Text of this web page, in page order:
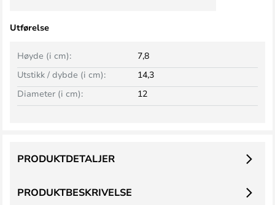
Utførelse
Høyde (i cm):
7,8
Utstikk / dybde (i cm):
14,3
Diameter (i cm):
12
PRODUKTBESKRIVELSE
PRODUKTDETALJER